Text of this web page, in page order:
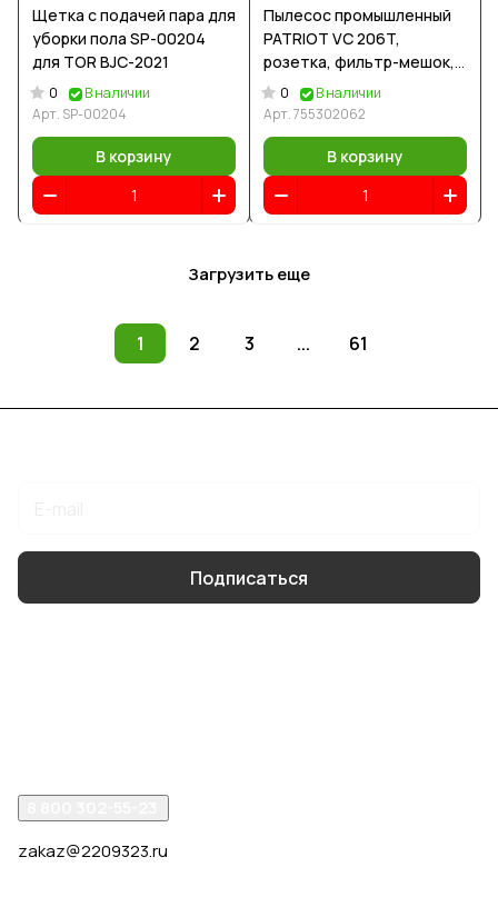
Щетка с подачей пара для
уборки пола SP-00204
для TOR BJC-2021
0
В наличии
Арт. SP-00204
В корзину
Пылесос промышленный
PATRIOT VC 206T,
розетка, фильтр-мешок,
1200 Вт, 170 мБар
0
В наличии
Арт.755302062
В корзину
Загрузить еще
1 2 3 ... 61
Подписаться
zakaz@2209323.ru